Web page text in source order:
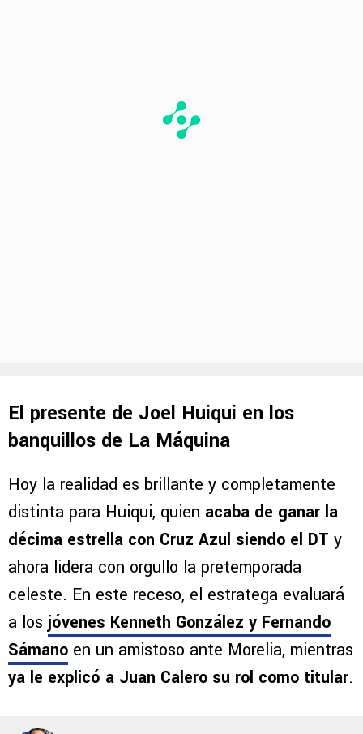
El presente de Joel Huiqui en los
banquillos de La Máquina
Hoy la realidad es brillante y completamente
distinta para Huiqui, quien acaba de ganar la
décima estrella con Cruz Azul siendo el DT y
ahora lidera con orgullo la pretemporada
celeste. En este receso, el estratega evaluará
a los jóvenes Kenneth González y Fernando
Sámano en un amistoso ante Morelia, mientras
ya le explicó a Juan Calero su rol como titular.